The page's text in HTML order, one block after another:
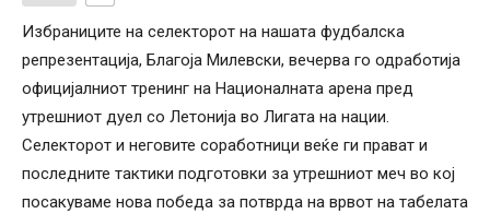
Избраниците на селекторот на нашата фудбалска
репрезентација, Благоја Милевски, вечерва го одработија
официјалниот тренинг на Националната арена пред
утрешниот дуел со Летонија во Лигата на нации.
Селекторот и неговите соработници веќе ги прават и
последните тактики подготовки за утрешниот меч во кој
посакуваме нова победа за потврда на врвот на табелата